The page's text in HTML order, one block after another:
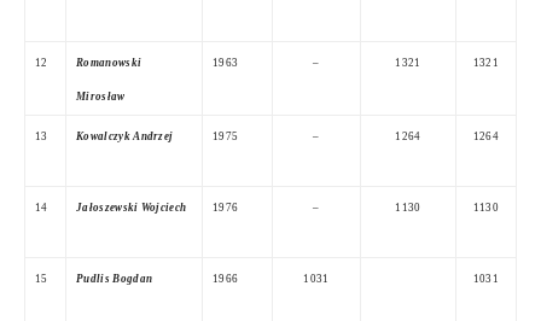
12 Romanowski
Mirosław
1963 – 1321 1321
13 Kowalczyk Andrzej 1975 – 1264 1264
14 Jałoszewski Wojciech 1976 – 1130 1130
15 Pudlis Bogdan 1966 1031 1031